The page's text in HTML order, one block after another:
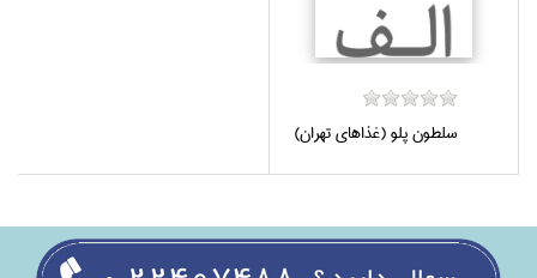
سلطون پلو (غذا‌هاي تهران)